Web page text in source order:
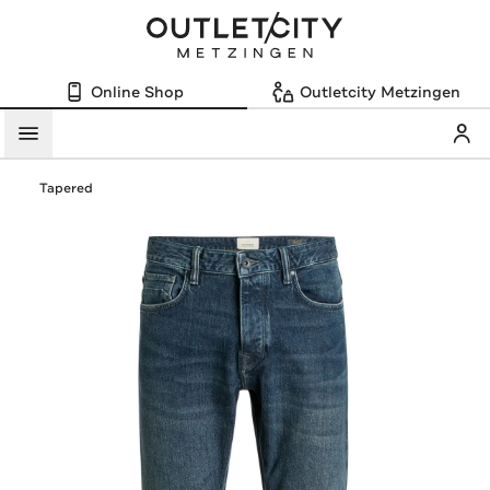
Online Shop Outletcity Metzingen
Menü
Tapered